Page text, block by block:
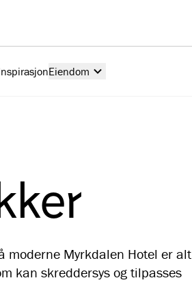
Eiendom
moderne Myrkdalen Hotel er alt
kan skreddersys og tilpasses